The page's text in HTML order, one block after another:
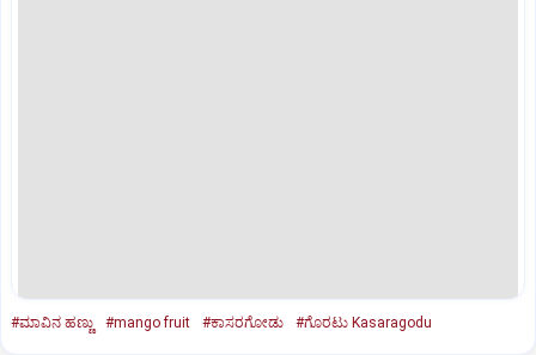
#ಮಾವಿನ ಹಣ್ಣು #mango fruit #ಕಾಸರಗೋಡು #ಗೊರಟು Kasaragodu